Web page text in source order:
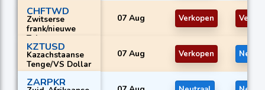
CHFTWD
Zwitserse
frank/nieuwe
Taiwanese
dollar
07 Aug Verkopen
KZTUSD
Kazachstaanse
Tenge/VS Dollar
07 Aug Verkopen
ZARPKR